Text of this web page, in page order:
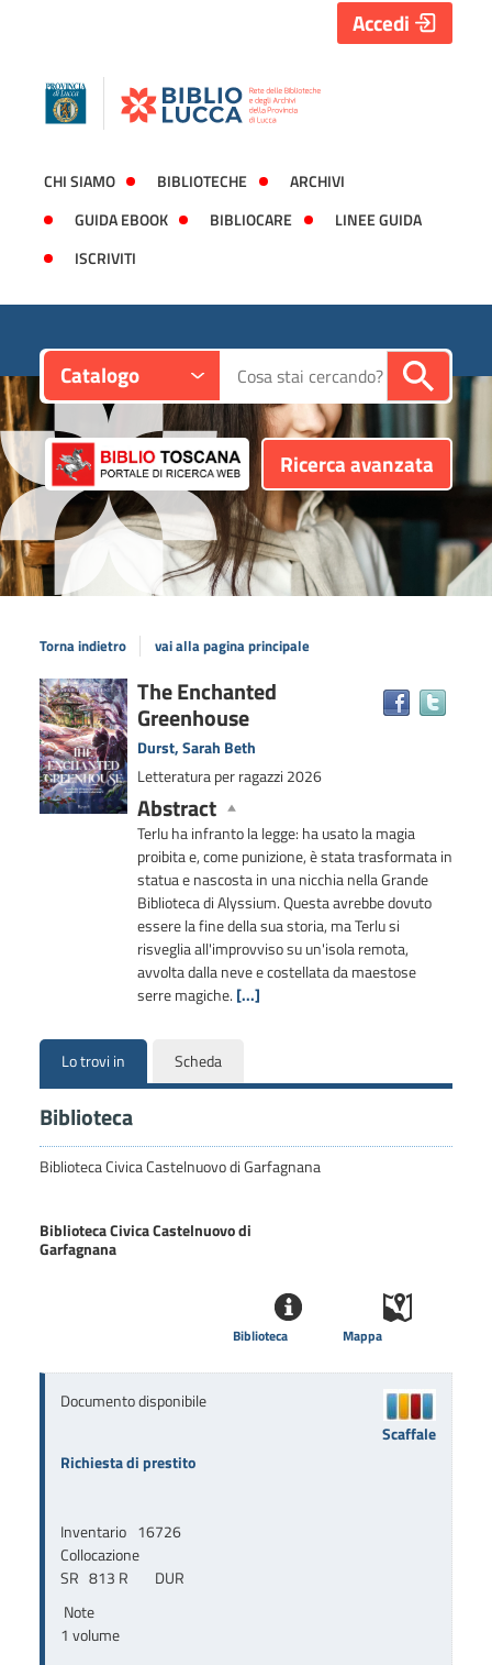
CHI SIAMO BIBLIOTECHE
ARCHIVI
GUIDA EBOOK
BIBLIOCARE
LINEE GUIDA
ISCRIVITI
Accedi
Catalogo Cerca su "Catalogo"
Ricerca avanzata
Torna indietro vai alla pagina principale
Dettaglio
del
documento
The Enchanted
Greenhouse
Durst, Sarah Beth
Letteratura per ragazzi 2026
Abstract
Terlu ha infranto la legge: ha usato la magia
proibita e, come punizione, è stata trasformata in
statua e nascosta in una nicchia nella Grande
Biblioteca di Alyssium. Questa avrebbe dovuto
essere la fine della sua storia, ma Terlu si
risveglia all'improvviso su un'isola remota,
avvolta dalla neve e costellata da maestose
serre magiche. [...]
Lo trovi in Scheda
Biblioteca
Biblioteca Civica Castelnuovo di Garfagnana
Biblioteca Civica Castelnuovo di
Garfagnana
Mappa
Biblioteca
Documento disponibile
Richiesta di prestito
Inventario 16726
Collocazione
SR   813 R        DUR
Note
1 volume
Scaffale